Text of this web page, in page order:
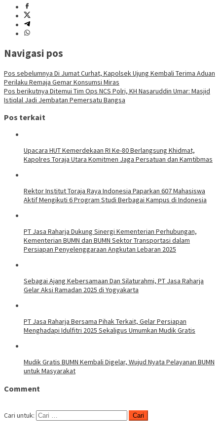
Navigasi pos
Pos sebelumnya Di Jumat Curhat, Kapolsek Ujung Kembali Terima Aduan
Perilaku Remaja Gemar Konsumsi Miras
Pos berikutnya Ditemui Tim Ops NCS Polri, KH Nasaruddin Umar: Masjid
Istiqlal Jadi Jembatan Pemersatu Bangsa
Pos terkait
Upacara HUT Kemerdekaan RI Ke-80 Berlangsung Khidmat,
Kapolres Toraja Utara Komitmen Jaga Persatuan dan Kamtibmas
Rektor Institut Toraja Raya Indonesia Paparkan 607 Mahasiswa
Aktif Mengikuti 6 Program Studi Berbagai Kampus di Indonesia
PT Jasa Raharja Dukung Sinergi Kementerian Perhubungan,
Kementerian BUMN dan BUMN Sektor Transportasi dalam
Persiapan Penyelenggaraan Angkutan Lebaran 2025
Sebagai Ajang Kebersamaan Dan Silaturahmi, PT Jasa Raharja
Gelar Aksi Ramadan 2025 di Yogyakarta
PT Jasa Raharja Bersama Pihak Terkait, Gelar Persiapan
Menghadapi Idulfitri 2025 Sekaligus Umumkan Mudik Gratis
Mudik Gratis BUMN Kembali Digelar, Wujud Nyata Pelayanan BUMN
untuk Masyarakat
Comment
Cari untuk: